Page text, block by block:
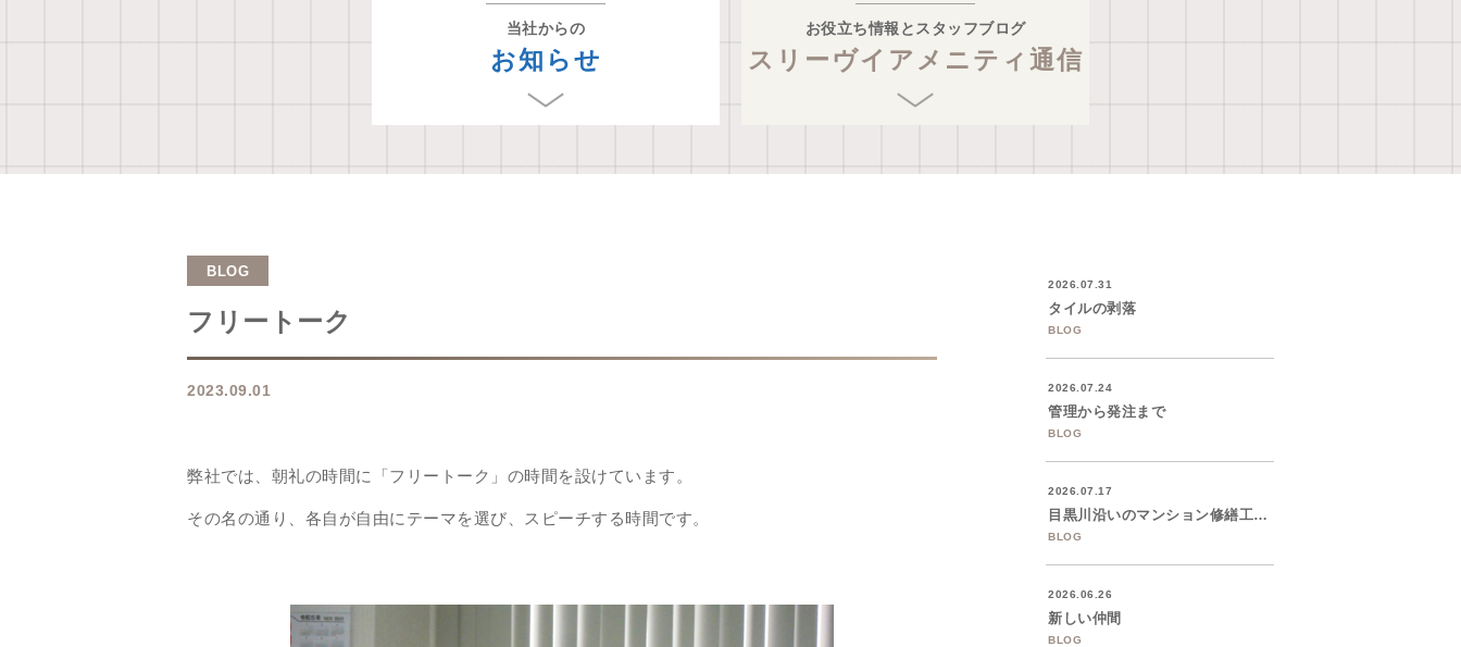
当社からの
お知らせ
お役立ち情報とスタッフブログ
スリーヴイアメニティ通信
BLOG
フリートーク
2023.09.01
弊社では、朝礼の時間に「フリートーク」の時間を設けています。
その名の通り、各自が自由にテーマを選び、スピーチする時間です。
2026.07.31
タイルの剥落
BLOG
2026.07.24
管理から発注まで
BLOG
2026.07.17
目黒川沿いのマンション修繕工事着工
BLOG
2026.06.26
新しい仲間
BLOG